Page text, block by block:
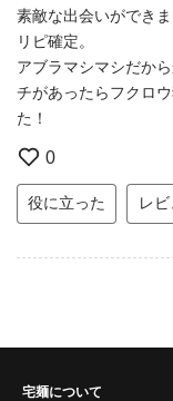
素敵な出会いができま
リピ確定。
アブラマシマシだか
チがあったらフクロ
た！
0
役に立った レ
宅麺について